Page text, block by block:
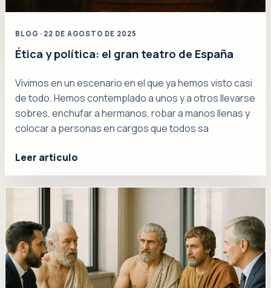
BLOG · 22 DE AGOSTO DE 2025
Ética y política: el gran teatro de España
Vivimos en un escenario en el que ya hemos visto casi
de todo. Hemos contemplado a unos y a otros llevarse
sobres, enchufar a hermanos, robar a manos llenas y
colocar a personas en cargos que todos sa
Leer articulo